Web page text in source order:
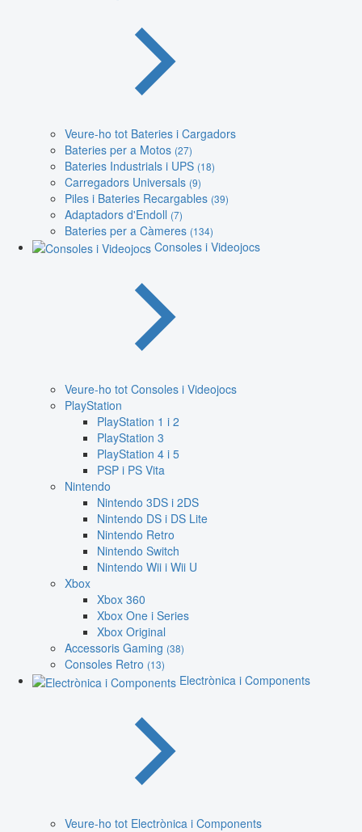
Veure-ho tot Bateries i Cargadors
Bateries per a Motos (27)
Bateries Industrials i UPS (18)
Carregadors Universals (9)
Piles i Bateries Recargables (39)
Adaptadors d'Endoll (7)
Bateries per a Càmeres (134)
Consoles i Videojocs
Veure-ho tot Consoles i Videojocs
PlayStation
PlayStation 1 i 2
PlayStation 3
PlayStation 4 i 5
PSP i PS Vita
Nintendo
Nintendo 3DS i 2DS
Nintendo DS i DS Lite
Nintendo Retro
Nintendo Switch
Nintendo Wii i Wii U
Xbox
Xbox 360
Xbox One i Series
Xbox Original
Accessoris Gaming (38)
Consoles Retro (13)
Electrònica i Components
Veure-ho tot Electrònica i Components